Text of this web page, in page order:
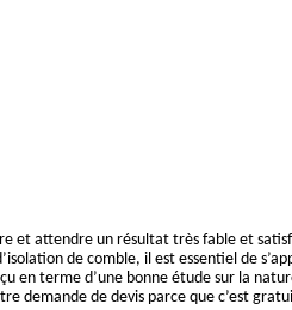
attendre un résultat très fable et
de comble, il est essentiel de
en terme d’une bonne étude sur la
demande de devis parce que c’est